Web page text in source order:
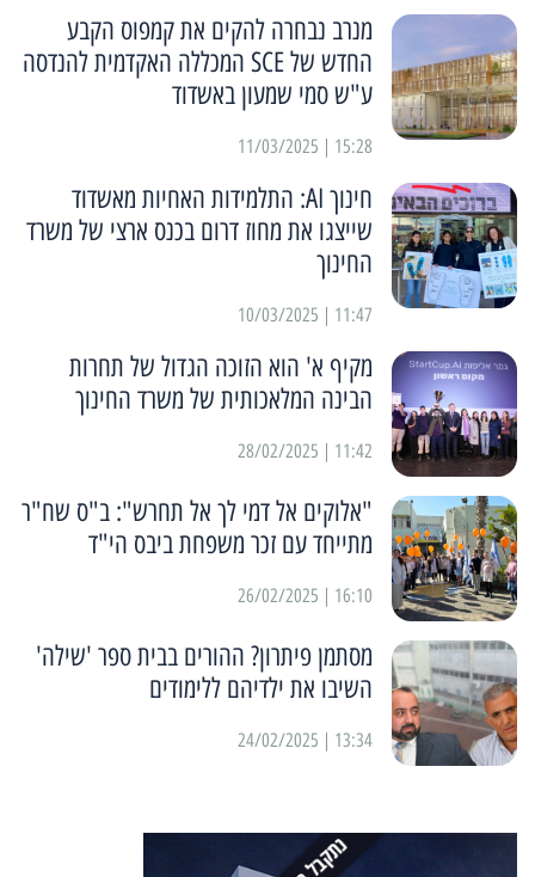
מנרב נבחרה להקים את קמפוס הקבע
החדש של SCE המכללה האקדמית להנדסה
ע"ש סמי שמעון באשדוד
15:28 | 11/03/2025
חינוך AI: התלמידות האחיות מאשדוד
שייצגו את מחוז דרום בכנס ארצי של משרד
החינוך
11:47 | 10/03/2025
מקיף א' הוא הזוכה הגדול של תחרות
הבינה המלאכותית של משרד החינוך
11:42 | 28/02/2025
"אלוקים אל דמי לך אל תחרש": ב"ס שח"ר
מתייחד עם זכר משפחת ביבס הי"ד
16:10 | 26/02/2025
מסתמן פיתרון? ההורים בבית ספר 'שילה'
השיבו את ילדיהם ללימודים
13:34 | 24/02/2025